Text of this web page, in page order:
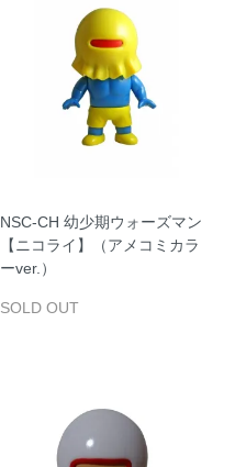
NSC‐CH 幼少期ウォーズマン
【ニコライ】（アメコミカラ
ーver.）
SOLD OUT